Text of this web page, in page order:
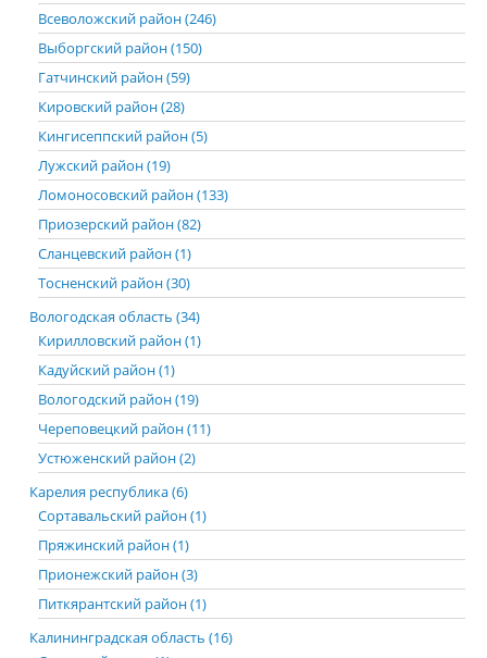
Всеволожский район (246)
Выборгский район (150)
Гатчинский район (59)
Кировский район (28)
Кингисеппский район (5)
Лужский район (19)
Ломоносовский район (133)
Приозерский район (82)
Сланцевский район (1)
Тосненский район (30)
Вологодская область (34)
Кирилловский район (1)
Кадуйский район (1)
Вологодский район (19)
Череповецкий район (11)
Устюженский район (2)
Карелия республика (6)
Сортавальский район (1)
Пряжинский район (1)
Прионежский район (3)
Питкярантский район (1)
Калининградская область (16)